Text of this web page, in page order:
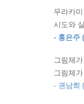
“잠에서
그레고르
프란츠
깨어난
대화하기
무라카
시도와
- 홍은주
그림체
그림체
- 권남희